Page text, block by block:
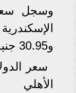
وسجل
و30.95 جنيه للبيع.
سعر
الأهلي